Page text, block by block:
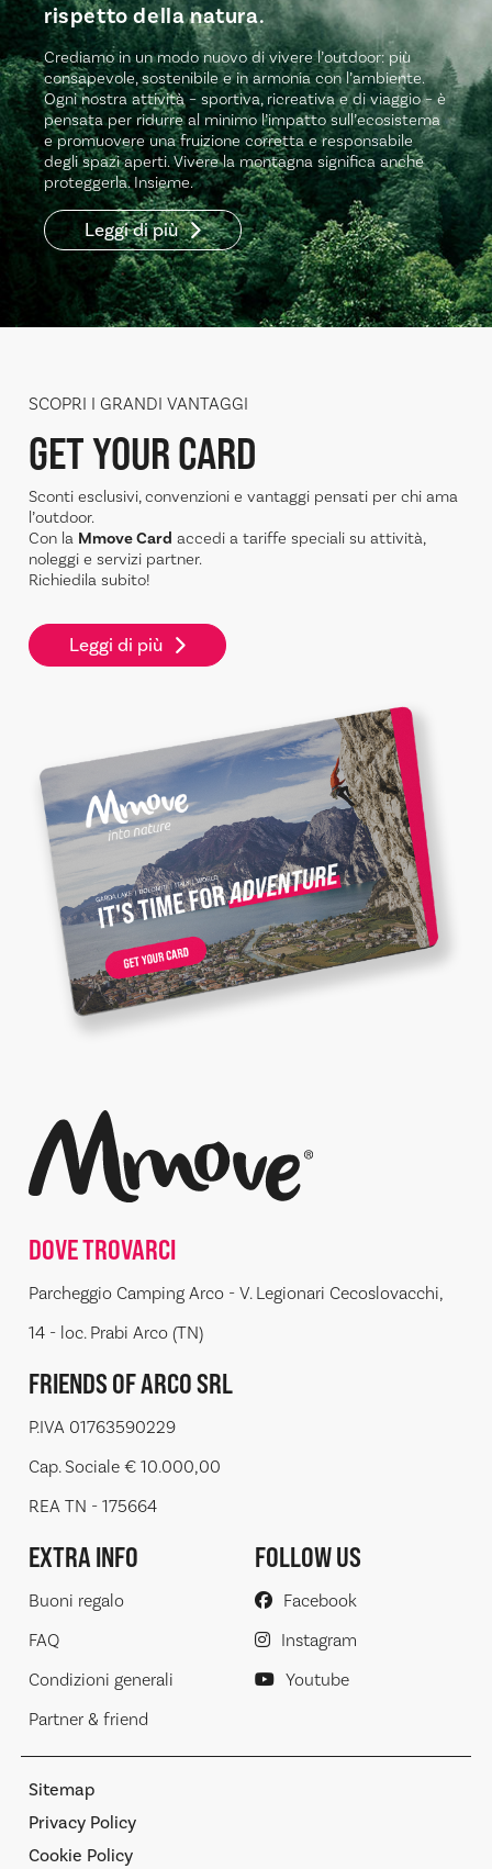
rispetto della natura.
Crediamo in un modo nuovo di vivere l’outdoor: più
consapevole, sostenibile e in armonia con l’ambiente.
Ogni nostra attività – sportiva, ricreativa e di viaggio – è
pensata per ridurre al minimo l’impatto sull’ecosistema
e promuovere una fruizione corretta e responsabile
degli spazi aperti. Vivere la montagna significa anche
proteggerla. Insieme.
Leggi di più
SCOPRI I GRANDI VANTAGGI
GET YOUR CARD
Sconti esclusivi, convenzioni e vantaggi pensati per chi ama
l’outdoor.
Con la Mmove Card accedi a tariffe speciali su attività,
noleggi e servizi partner.
Richiedila subito!
Leggi di più
DOVE TROVARCI
Parcheggio Camping Arco - V. Legionari Cecoslovacchi,
14 - loc. Prabi Arco (TN)
FRIENDS OF ARCO SRL
P.IVA 01763590229
Cap. Sociale € 10.000,00
REA TN - 175664
EXTRA INFO
Buoni regalo
FAQ
Condizioni generali
Partner & friend
FOLLOW US
Facebook
Instagram
Youtube
Sitemap
Privacy Policy
Cookie Policy